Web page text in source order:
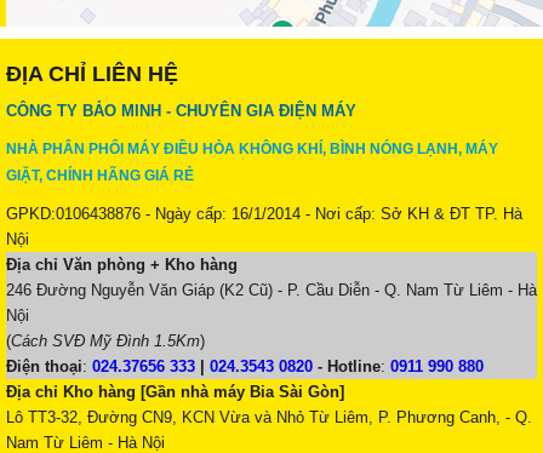
ĐỊA CHỈ LIÊN HỆ
CÔNG TY BẢO MINH - CHUYÊN GIA ĐIỆN MÁY
NHÀ PHÂN PHỐI MÁY ĐIỀU HÒA KHÔNG KHÍ, BÌNH NÓNG LẠNH, MÁY
GIẶT, CHÍNH HÃNG GIÁ RẺ
GPKD:0106438876 - Ngày cấp: 16/1/2014 - Nơi cấp: Sở KH & ĐT TP. Hà
Nội
Địa chỉ Văn phòng + Kho hàng
246 Đường Nguyễn Văn Giáp (K2 Cũ) - P. Cầu Diễn - Q. Nam Từ Liêm - Hà
Nội
(Cách SVĐ Mỹ Đình 1.5Km)
Điện thoại: 024.37656 333 024.3543 0820 - Hotline: 0911 990 880
Địa chỉ Kho hàng [Gần nhà máy Bia Sài Gòn]
Lô TT3-32, Đường CN9, KCN Vừa và Nhỏ Từ Liêm, P. Phương Canh, - Q.
Nam Từ Liêm - Hà Nội